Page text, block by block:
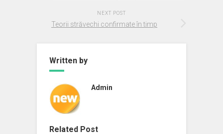
NEXT POST
Teorii străvechi confirmate în timp
Written by
Admin
Related Post